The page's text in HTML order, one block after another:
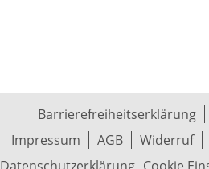
Barrierefreiheitserklärung
Impressum
AGB Widerruf